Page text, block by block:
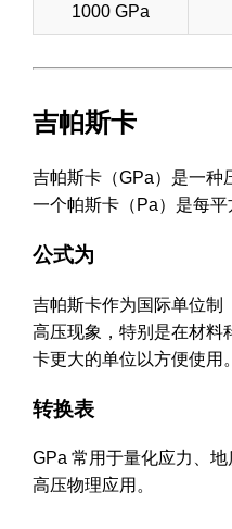
1000 GPa
吉帕斯卡
吉帕斯卡（GPa）是一种
一个帕斯卡（Pa）是每平
公式为
吉帕斯卡作为国际单位制
高压现象，特别是在材料
卡更大的单位以方便使用。
转换表
GPa 常用于量化应力、
高压物理应用。